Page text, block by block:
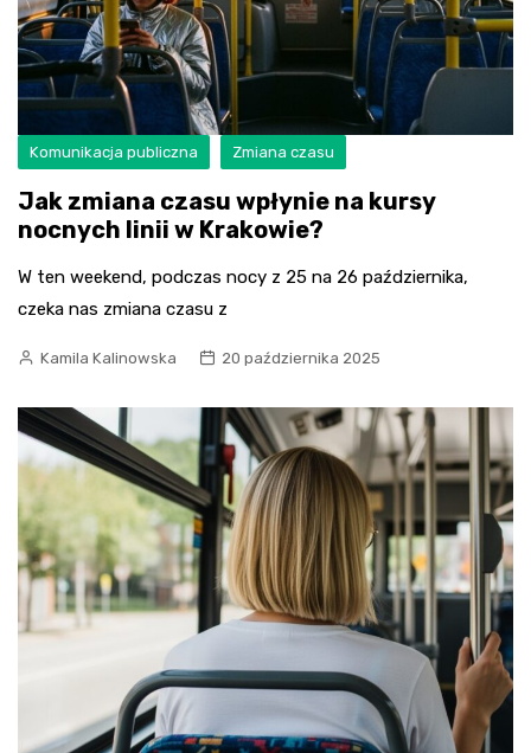
Komunikacja publiczna Zmiana czasu
Jak zmiana czasu wpłynie na kursy
nocnych linii w Krakowie?
W ten weekend, podczas nocy z 25 na 26 października,
czeka nas zmiana czasu z
Kamila Kalinowska 20 października 2025